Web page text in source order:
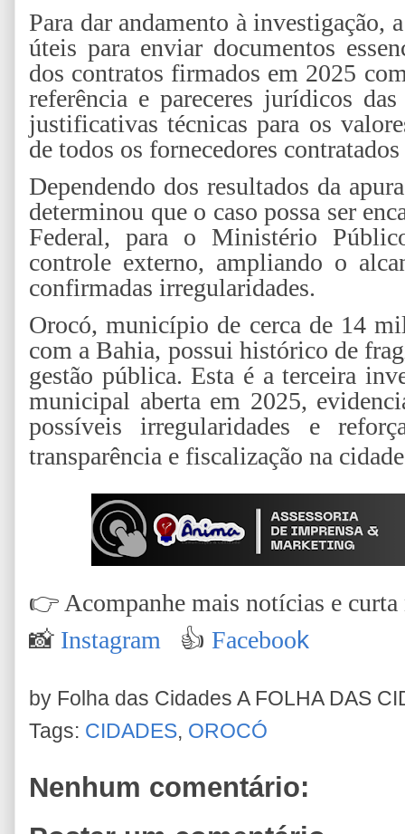
Para dar andamento à investigação,
úteis para enviar documentos
dos contratos firmados em 2025
referência e pareceres jurídicos
justificativas técnicas para os
de todos os fornecedores
Dependendo dos resultados da
determinou que o caso possa ser
Federal, para o Ministério
controle externo, ampliando o
confirmadas irregularidades.
Orocó, município de cerca de 14
com a Bahia, possui histórico de
gestão pública. Esta é a terceira
municipal aberta em 2025,
possíveis irregularidades e
transparência e fiscalização na
👉 Acompanhe mais notícias e curta
📸 Instagram 👍 Facebook
by Folha das Cidades A FOLHA DAS
Tags: CIDADES, OROCÓ
Nenhum comentário: